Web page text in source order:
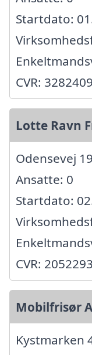
Startdato:
CVR:
Lotte Ravn
Odensevej
Ansatte: 0
Startdato:
CVR:
Mobilfrisør
Kystmarken